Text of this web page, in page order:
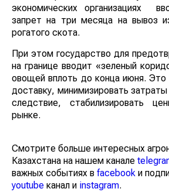
международных
вводится временный запрет на
из страны крупного рогатого скота.
При этом государство для
на границе вводит «зеленый
овощей вплоть до конца июня. Это
доставку, минимизировать затраты
следствие, стабилизировать
рынке.
Смотрите больше интересных
Казахстана на нашем канале
важных событиях вfacebook и
youtube канал иinstagram